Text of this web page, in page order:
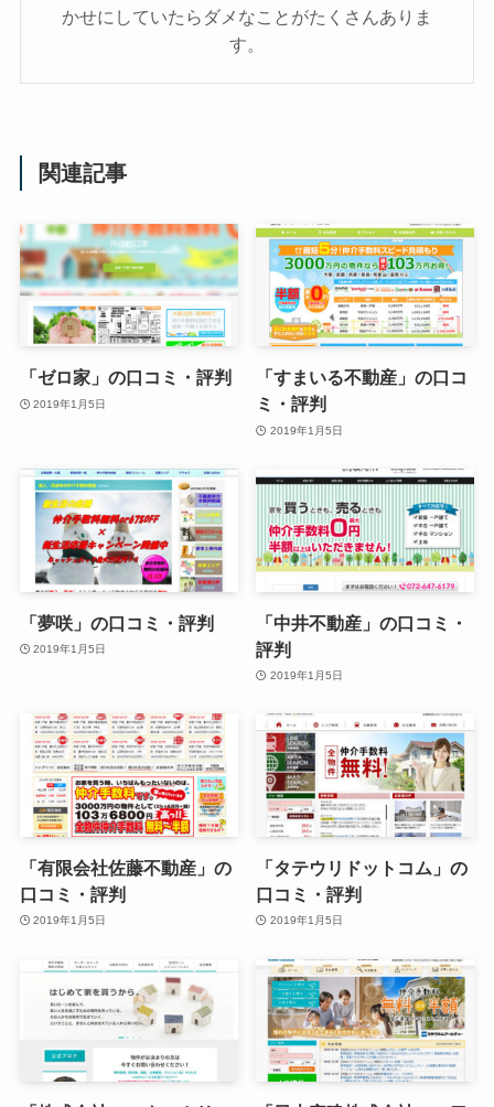
かせにしていたらダメなことがたくさんありま
す。
関連記事
「ゼロ家」の口コミ・評判
2019年1月5日
「すまいる不動産」の口コ
ミ・評判
2019年1月5日
「夢咲」の口コミ・評判
2019年1月5日
「中井不動産」の口コミ・
評判
2019年1月5日
「有限会社佐藤不動産」の
口コミ・評判
2019年1月5日
「タテウリドットコム」の
口コミ・評判
2019年1月5日